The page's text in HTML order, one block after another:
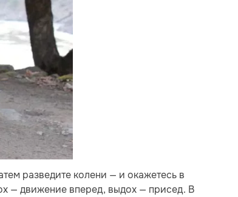
разведите колени — и окажетесь в
— движение вперед, выдох — присед. В